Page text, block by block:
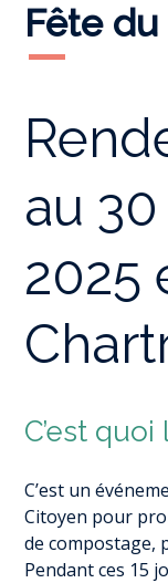
Fête du
au
2025
C’est
C’est un
Citoyen pour
de compostage,
Pendant ces 15